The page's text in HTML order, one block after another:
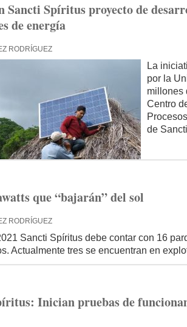
Sancti Spíritus proyecto de
de energía
RODRÍGUEZ
La
por la
millones
Centro
de
que “bajarán” del sol
RODRÍGUEZ
Sancti Spíritus debe contar con 16
Actualmente tres se encuentran en
Inician pruebas de